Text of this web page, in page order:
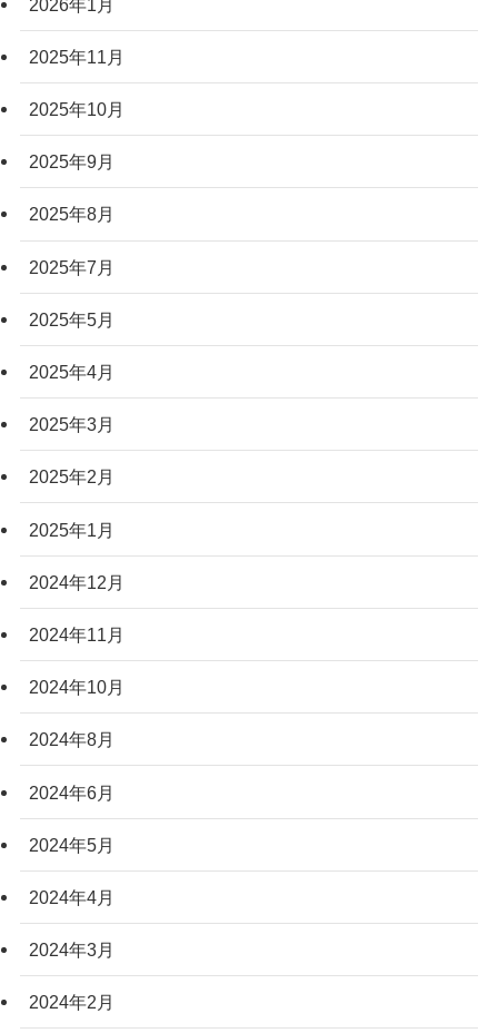
2026年1月
2025年11月
2025年10月
2025年9月
2025年8月
2025年7月
2025年5月
2025年4月
2025年3月
2025年2月
2025年1月
2024年12月
2024年11月
2024年10月
2024年8月
2024年6月
2024年5月
2024年4月
2024年3月
2024年2月